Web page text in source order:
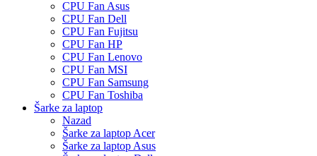
CPU Fan Asus
CPU Fan Dell
CPU Fan Fujitsu
CPU Fan HP
CPU Fan Lenovo
CPU Fan MSI
CPU Fan Samsung
CPU Fan Toshiba
Šarke za laptop
Nazad
Šarke za laptop Acer
Šarke za laptop Asus